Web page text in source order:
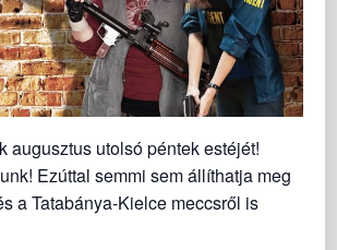
augusztus utolsó péntek estéjét!
Ezúttal semmi sem állíthatja meg
a Tatabánya-Kielce meccsről is